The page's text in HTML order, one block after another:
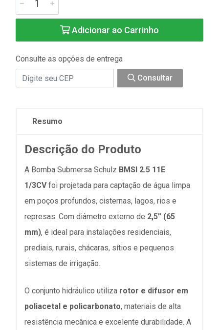
Adicionar ao Carrinho
Consulte as opções de entrega
Consultar
Resumo
Descrição do Produto
A Bomba Submersa Schulz BMSI 2.5 11E
1/3CVfoi projetada para captação de água limpa
em poços profundos, cisternas, lagos, rios e
represas. Com diâmetro externo de 2,5” (65
mm), é ideal para instalações residenciais,
prediais, rurais, chácaras, sítios e pequenos
sistemas de irrigação.
O conjunto hidráulico utiliza rotor e difusor em
poliacetal e policarbonato, materiais de alta
resistência mecânica e excelente durabilidade. A